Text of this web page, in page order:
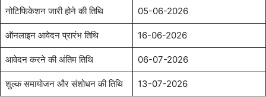
नोटिफिकेशन जारी होने की तिथि 05-06-2026
ऑनलाइन आवेदन प्रारंभ तिथि 16-06-2026
आवेदन करने की अंतिम तिथि 06-07-2026
शुल्क समायोजन और संशोधन की तिथि 13-07-2026